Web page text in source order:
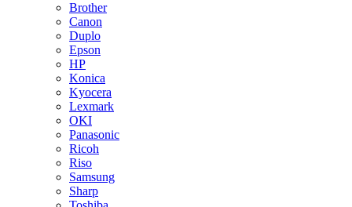
Brother
Canon
Duplo
Epson
HP
Konica
Kyocera
Lexmark
OKI
Panasonic
Ricoh
Riso
Samsung
Sharp